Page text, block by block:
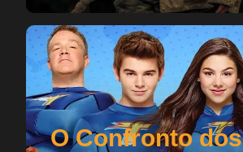
O Confronto dos